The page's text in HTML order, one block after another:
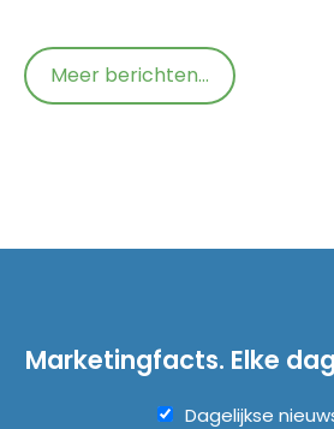
Meer berichten...
Marketingfacts. Elke
Dagelijkse